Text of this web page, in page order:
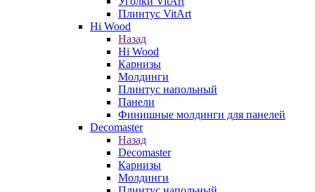
Плинтус VitArt
Hi Wood
Назад
Hi Wood
Карнизы
Молдинги
Плинтус напольный
Панели
Финишные молдинги для панелей
Decomaster
Назад
Decomaster
Карнизы
Молдинги